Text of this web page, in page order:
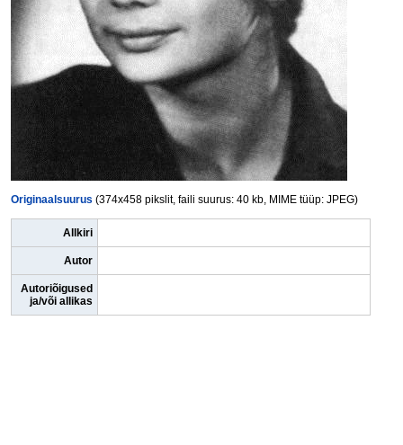
Originaalsuurus (374x458 pikslit, faili suurus: 40 kb, MIME tüüp: JPEG)
Allkiri
Autor
Autoriõigused
ja/või allikas